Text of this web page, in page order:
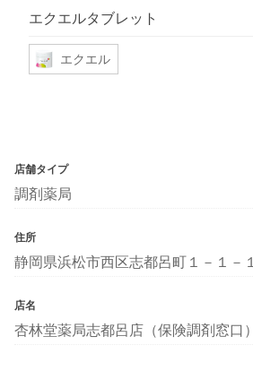
エクエルタブレット
エクエル
店舗タイプ
調剤薬局
住所
静岡県浜松市西区志都呂町１－１－１
店名
杏林堂薬局志都呂店（保険調剤窓口）